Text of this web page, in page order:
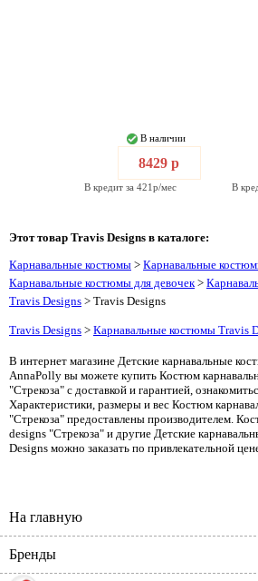
В наличии
8429 р
В кредит за 421р/мес В
Этот товар Travis Designs в каталоге:
Карнавальные костюмы > Карнавальные
Карнавальные костюмы для девочек>
Travis Designs > Travis Designs
Travis Designs > Карнавальные костюмы Travis
В интернет магазине Детские карнавальные
AnnaPolly вы можете купить Костюм
"Стрекоза" с доставкой и гарантией,
Характеристики, размеры и вес Костюм
"Стрекоза" предоставлены производителем.
designs "Стрекоза" и другие Детские
Designs можно заказать по привлекательной
На главную
Бренды